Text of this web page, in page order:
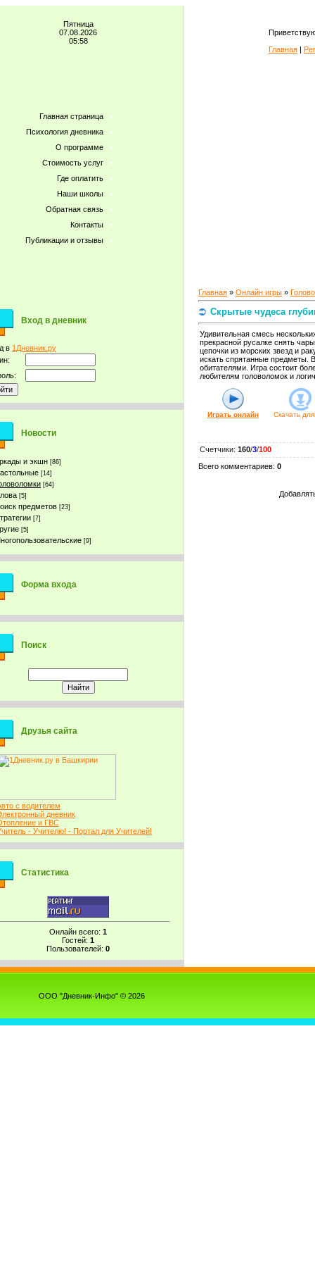
Пятница
07.08.2026
05:58
Главная страница
Психология дневника
О программе
Стоимость услуг
Где оплатить
Наши школы
Обратная связь
Контакты
Публикации и отзывы
Вход в дневник
в 1Дневник.ру
Новости
и экшн [86]
[14]
[64]
[5]
предметов [23]
[7]
[5]
[9]
Форма входа
Поиск
Друзья сайта
с водителем
дневник
и ГВС
- Учителю! - Портал для Учителей!
Статистика
Онлайн всего: 1
Гостей: 1
Пользователей: 0
Главная |
Главная » Онлайн игры »
Скрытые чудеса
Удивительная смесь
прекрасной русалке снять
цепочки из морских звезд и
искать спрятанные предметы.
обитателями. Игра состоит
любителям головоломок и
Играть онлайн Скачать для
Счетчики: 160/3/100
Всего комментариев: 0
ООО "Дневник-Инфо" © 2026